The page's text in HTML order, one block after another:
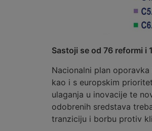
Sastoji se od 76 reformi i
Nacionalni plan
kao i s europskim
ulaganja u inovacije te
odobrenih sredstava
tranziciju i borbu protiv